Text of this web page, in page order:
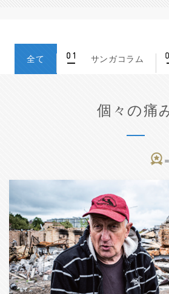
全て サンガコラム
個々の痛